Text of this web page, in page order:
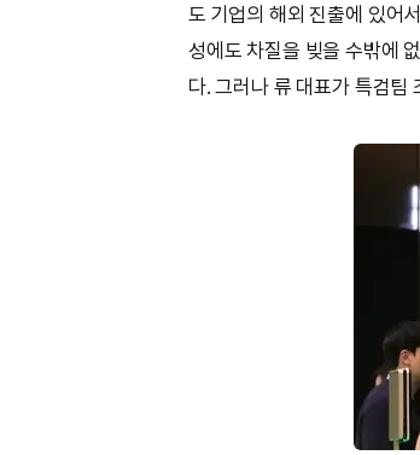
도 기업의 해외 진출에 있어
성에도 차질을 빚을 수밖에
다. 그러나 류 대표가 특검팀